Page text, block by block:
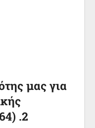
μας για
.2